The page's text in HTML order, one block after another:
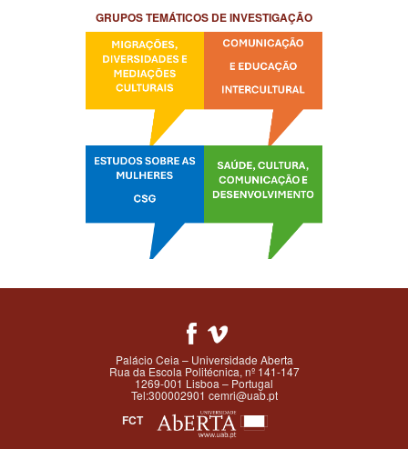
GRUPOS TEMÁTICOS DE INVESTIGAÇÃO
Palácio Ceia – Universidade Aberta
Rua da Escola Politécnica, nº 141-147
1269-001 Lisboa – Portugal
Tel:300002901 cemri@uab.pt
FCT